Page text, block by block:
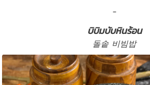
บิบิมบับหินร้อน
돌솥 비빔밥